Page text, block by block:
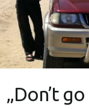
„Don’t